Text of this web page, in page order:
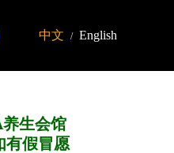
中文 / English
生会馆
有假冒愿